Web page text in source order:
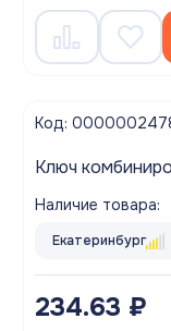
Код:
Ключ
Наличие товара:
Екатеринбург
234.63 ₽